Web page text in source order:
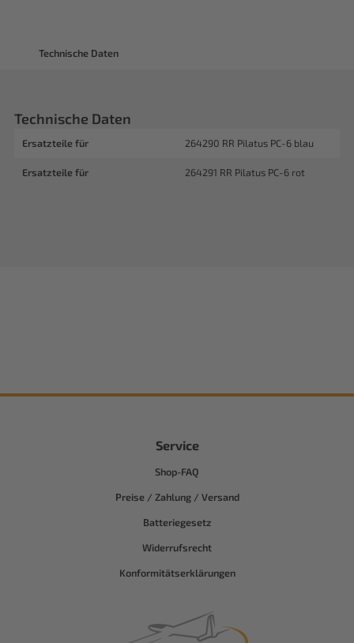
Technische Daten
Technische Daten
Ersatzteile für 264290 RR Pilatus PC-6 blau
Ersatzteile für 264291 RR Pilatus PC-6 rot
Service
Shop-FAQ
Preise / Zahlung / Versand
Batteriegesetz
Widerrufsrecht
Konformitätserklärungen